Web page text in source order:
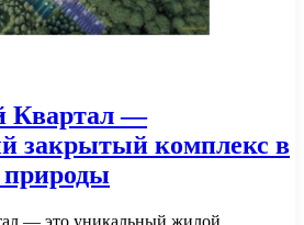
Квартал —
закрытый комплекс в
— это уникальный жилой